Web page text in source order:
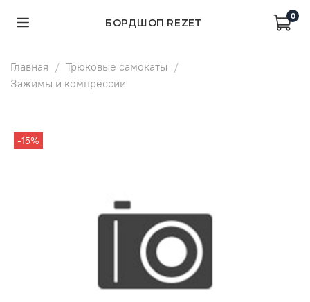
БОРДШОП REZET
0
Главная
Трюковые самокаты
Зажимы и компрессии
-15%